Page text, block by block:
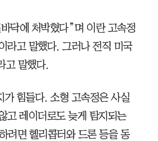
닥에 처박혔다”며 이란 고속정
라고 말했다. 그러나 전직 미국
고 말했다.
힘들다. 소형 고속정은 사실
고 레이더로도 늦게 탐지되는
려면 헬리콥터와 드론 등을 동